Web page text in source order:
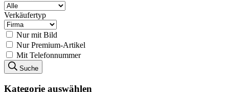
Verkäufertyp
Nur mit Bild
Nur Premium-Artikel
Mit Telefonnummer
Suche
Kategorie auswählen